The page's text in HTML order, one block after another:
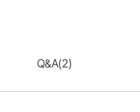
Q&A(2)